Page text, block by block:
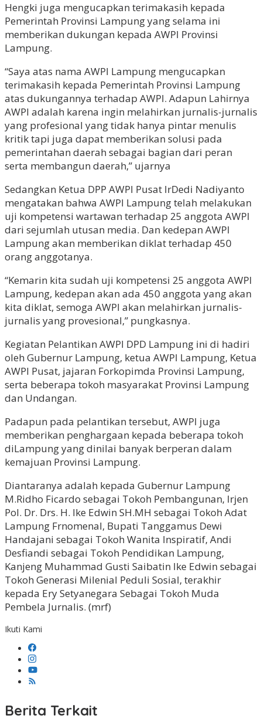
Hengki juga mengucapkan terimakasih kepada
Pemerintah Provinsi Lampung yang selama ini
memberikan dukungan kepada AWPI Provinsi
Lampung.
“Saya atas nama AWPI Lampung mengucapkan
terimakasih kepada Pemerintah Provinsi Lampung
atas dukungannya terhadap AWPI. Adapun Lahirnya
AWPI adalah karena ingin melahirkan jurnalis-jurnalis
yang profesional yang tidak hanya pintar menulis
kritik tapi juga dapat memberikan solusi pada
pemerintahan daerah sebagai bagian dari peran
serta membangun daerah,” ujarnya
Sedangkan Ketua DPP AWPI Pusat IrDedi Nadiyanto
mengatakan bahwa AWPI Lampung telah melakukan
uji kompetensi wartawan terhadap 25 anggota AWPI
dari sejumlah utusan media. Dan kedepan AWPI
Lampung akan memberikan diklat terhadap 450
orang anggotanya.
“Kemarin kita sudah uji kompetensi 25 anggota AWPI
Lampung, kedepan akan ada 450 anggota yang akan
kita diklat, semoga AWPI akan melahirkan jurnalis-
jurnalis yang provesional,” pungkasnya.
Kegiatan Pelantikan AWPI DPD Lampung ini di hadiri
oleh Gubernur Lampung, ketua AWPI Lampung, Ketua
AWPI Pusat, jajaran Forkopimda Provinsi Lampung,
serta beberapa tokoh masyarakat Provinsi Lampung
dan Undangan.
Padapun pada pelantikan tersebut, AWPI juga
memberikan penghargaan kepada beberapa tokoh
diLampung yang dinilai banyak berperan dalam
kemajuan Provinsi Lampung.
Diantaranya adalah kepada Gubernur Lampung
M.Ridho Ficardo sebagai Tokoh Pembangunan, Irjen
Pol. Dr. Drs. H. Ike Edwin SH.MH sebagai Tokoh Adat
Lampung Frnomenal, Bupati Tanggamus Dewi
Handajani sebagai Tokoh Wanita Inspiratif, Andi
Desfiandi sebagai Tokoh Pendidikan Lampung,
Kanjeng Muhammad Gusti Saibatin Ike Edwin sebagai
Tokoh Generasi Milenial Peduli Sosial, terakhir
kepada Ery Setyanegara Sebagai Tokoh Muda
Pembela Jurnalis. (mrf)
Ikuti Kami
Berita Terkait